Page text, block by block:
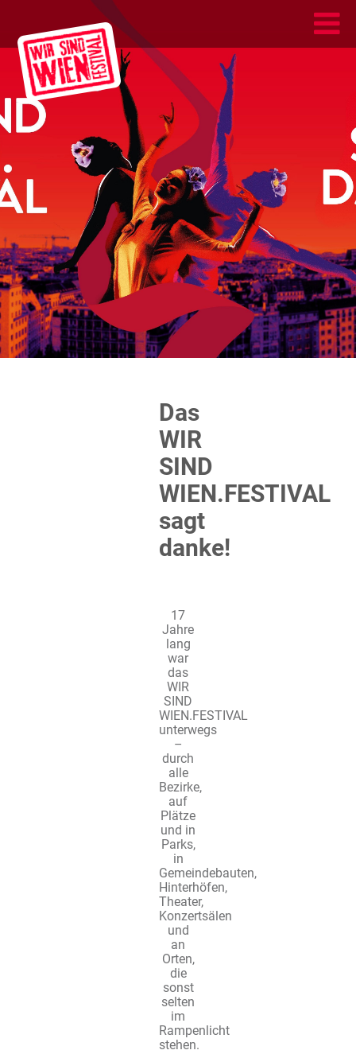
Das
WIR
SIND
WIEN.FESTIVAL
sagt
danke!
17
Jahre
lang
war
das
WIR
SIND
WIEN.FESTIVAL
unterwegs
–
durch
alle
Bezirke,
auf
Plätze
und in
Parks,
in
Gemeindebauten,
Hinterhöfen,
Theater,
Konzertsälen
und
an
Orten,
die
sonst
selten
im
Rampenlicht
stehen.